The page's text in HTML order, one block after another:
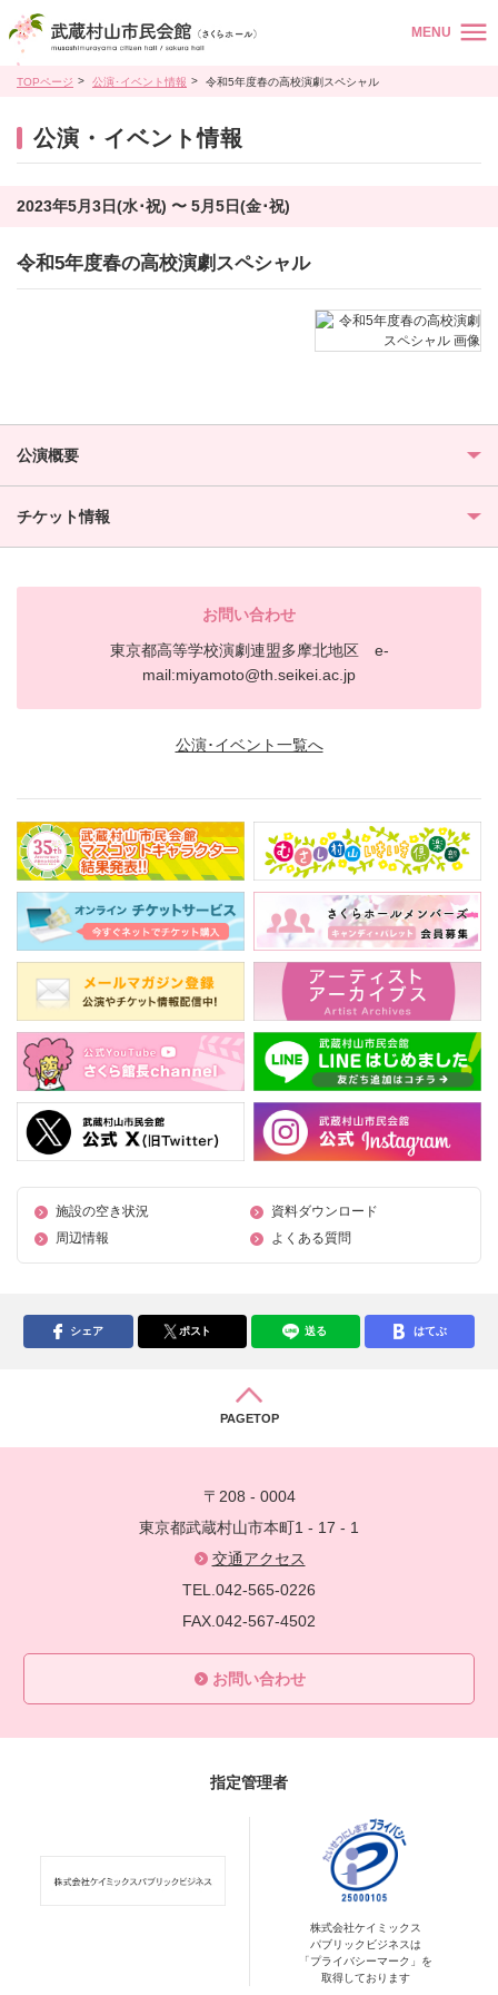
MENU
TOPページ 公演･イベント情報 令和5年度春の高校演劇スペシャル
公演・イベント情報
2023年5月3日(水･祝) 〜 5月5日(金･祝)
令和5年度春の高校演劇スペシャル
公演概要
チケット情報
お問い合わせ
東京都高等学校演劇連盟多摩北地区 e-
mail:miyamoto@th.seikei.ac.jp
公演･イベント一覧へ
施設の空き状況
資料ダウンロード
周辺情報
よくある質問
シェア ポスト 送る はてぶ
PAGETOP
〒208 - 0004
東京都武蔵村山市本町1 - 17 - 1
交通アクセス
TEL.042-565-0226
FAX.042-567-4502
お問い合わせ
指定管理者
株式会社ケイミックス
パブリックビジネスは
「プライバシーマーク」を
取得しております